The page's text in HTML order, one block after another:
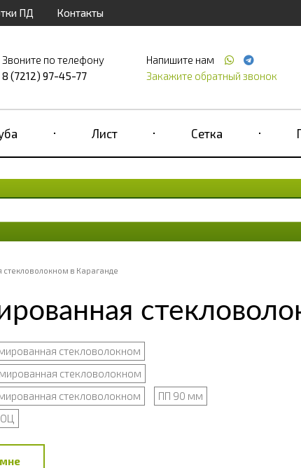
ПД Контакты
Звоните по телефону
8 (7212) 97-45-77
Напишите нам
Закажите обратный звонок
Лист Сетка
в Караганде
стекловолокном
стекловолокном
стекловолокном
ПП 90 мм